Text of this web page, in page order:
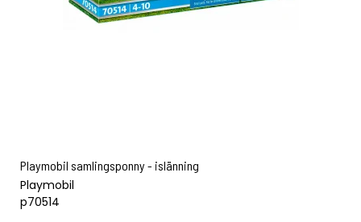
Playmobil samlingsponny - islänning
Playmobil
p70514